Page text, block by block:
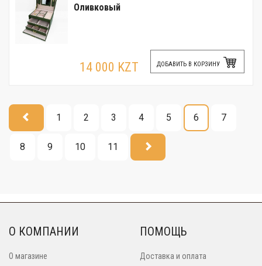
Оливковый
14 000 KZT ДОБАВИТЬ В КОРЗИНУ
1 2 3 4 5 6 7
8 9 10 11
О КОМПАНИИ
О магазине
ПОМОЩЬ
Доставка и оплата